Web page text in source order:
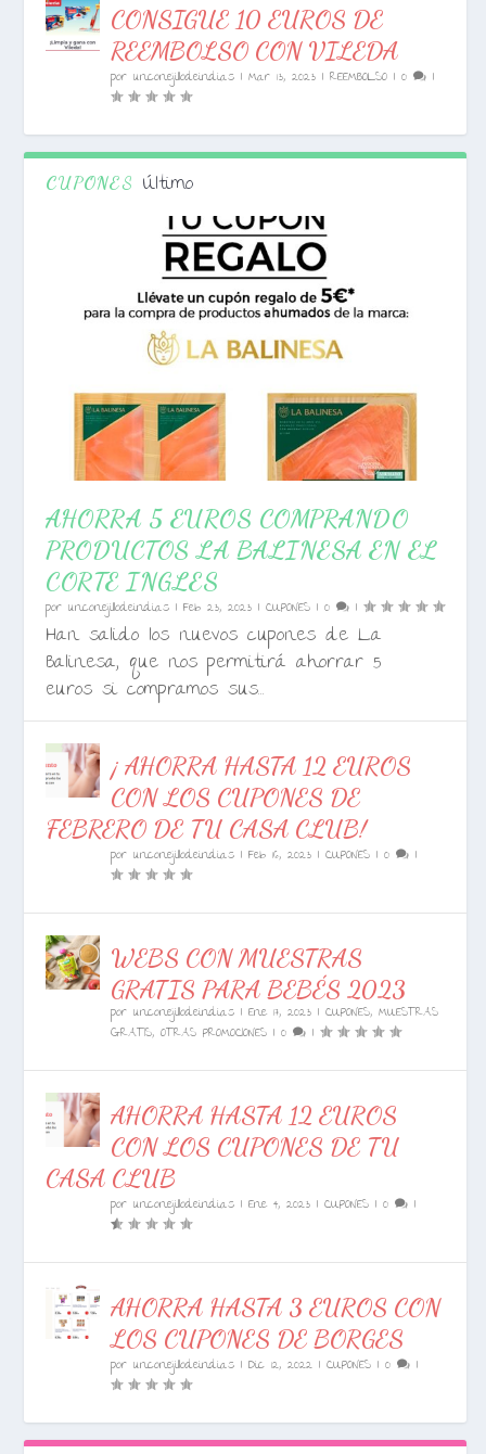
CONSIGUE 10 EUROS DE
REEMBOLSO CON VILEDA
porunconejillodeindias |Mar 13, 2023 |REEMBOLSO |0 |
CUPONES Último
AHORRA 5 EUROS COMPRANDO
PRODUCTOS LA BALINESA EN EL
CORTE INGLES
porunconejillodeindias |Feb 23, 2023 |CUPONES |0 |
Han salido los nuevos cupones de La
Balinesa, que nos permitirá ahorrar 5
euros si compramos sus...
¡ AHORRA HASTA 12 EUROS
CON LOS CUPONES DE
FEBRERO DE TU CASA CLUB!
porunconejillodeindias |Feb 16, 2023 |CUPONES |0 |
WEBS CON MUESTRAS
GRATIS PARA BEBÉS 2023
porunconejillodeindias |Ene 17, 2023 |CUPONES,MUESTRAS
GRATIS,OTRAS PROMOCIONES |0 |
AHORRA HASTA 12 EUROS
CON LOS CUPONES DE TU
CASA CLUB
porunconejillodeindias |Ene 4, 2023 |CUPONES |0 |
AHORRA HASTA 3 EUROS CON
LOS CUPONES DE BORGES
porunconejillodeindias |Dic 12, 2022 |CUPONES |0 |